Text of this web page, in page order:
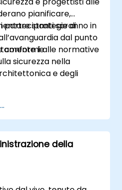
pianificare,
strategie di
dal punto
conformi alle normative
partecipanti saranno in
le
sicurezza nella
e degli
della sicurezza.
sicurezza completi in
diversi tipi di rischi.
per le emergenze
crisi.
della